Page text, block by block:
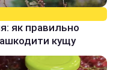
як правильно
кущу